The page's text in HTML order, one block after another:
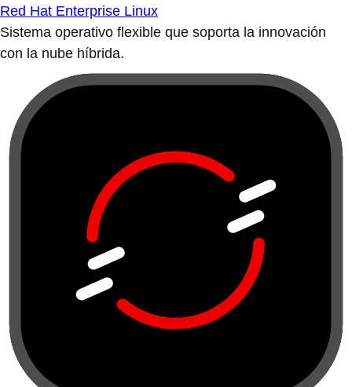
Red Hat Enterprise Linux
Sistema operativo flexible que soporta la innovación
con la nube híbrida.